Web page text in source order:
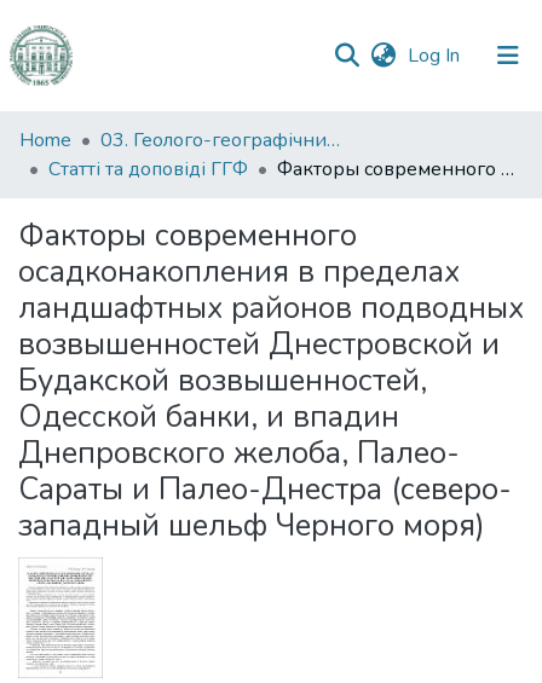
Log In (current)
Communities
&
All of DSpace
Statistics
Home
03. Геолого-географічний факультет
Статті та доповіді ГГФ
Факторы современного осадконакопления в пределах ландшафтных районов подводных возвышенностей Днестровской и Будакской возвышенностей, Одесской банки, и впадин Днепровского желоба, Палео-Сараты и Палео-Днестра (северо-западный шельф Черного моря)
Факторы современного
осадконакопления в пределах
ландшафтных районов подводных
возвышенностей Днестровской и
Будакской возвышенностей,
Одесской банки, и впадин
Днепровского желоба, Палео-
Сараты и Палео-Днестра (северо-
западный шельф Черного моря)